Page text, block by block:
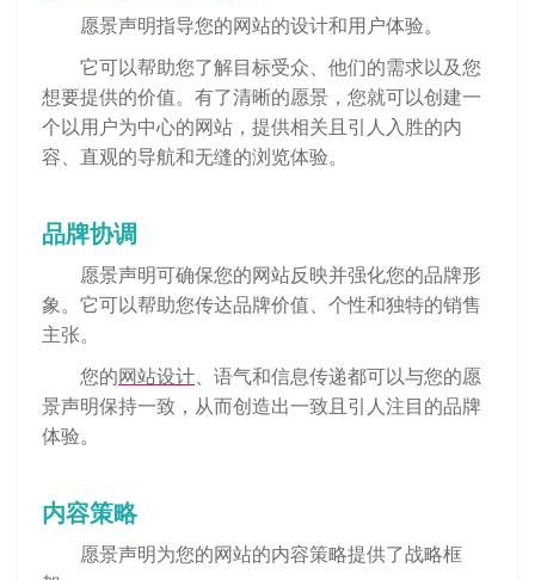
愿景声明指导您的网站的设计和用户体验。
它可以帮助您了解目标受众、他们的需求以及您
想要提供的价值。有了清晰的愿景，您就可以创建一
个以用户为中心的网站，提供相关且引人入胜的内
容、直观的导航和无缝的浏览体验。
品牌协调
愿景声明可确保您的网站反映并强化您的品牌形
象。它可以帮助您传达品牌价值、个性和独特的销售
主张。
您的网站设计、语气和信息传递都可以与您的愿
景声明保持一致，从而创造出一致且引人注目的品牌
体验。
内容策略
愿景声明为您的网站的内容策略提供了战略框